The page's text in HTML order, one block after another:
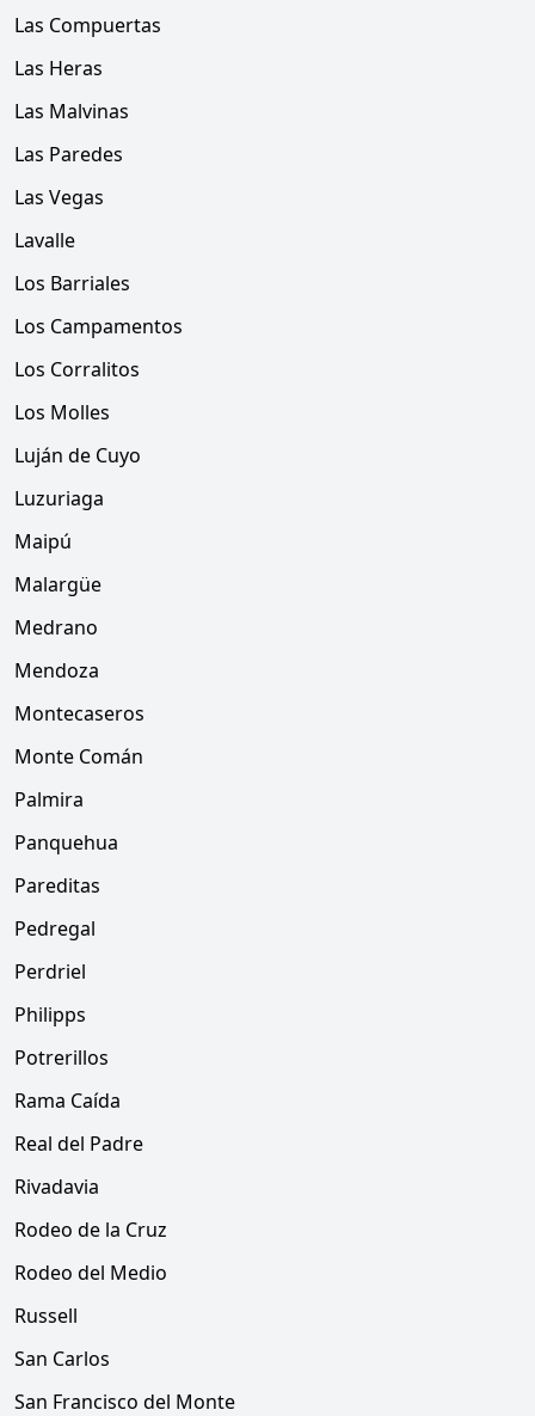
Las Compuertas
Las Heras
Las Malvinas
Las Paredes
Las Vegas
Lavalle
Los Barriales
Los Campamentos
Los Corralitos
Los Molles
Luján de Cuyo
Luzuriaga
Maipú
Malargüe
Medrano
Mendoza
Montecaseros
Monte Comán
Palmira
Panquehua
Pareditas
Pedregal
Perdriel
Philipps
Potrerillos
Rama Caída
Real del Padre
Rivadavia
Rodeo de la Cruz
Rodeo del Medio
Russell
San Carlos
San Francisco del Monte